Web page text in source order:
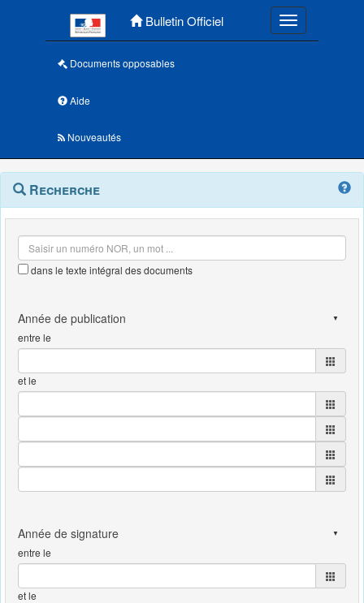
Bulletin Officiel Toggle
Documents opposables
Aide
Nouveautés
Navigation
outils
Menu
contextuel
Recherche
dans le texte intégral des documents
entre le
et le
entre le
et le